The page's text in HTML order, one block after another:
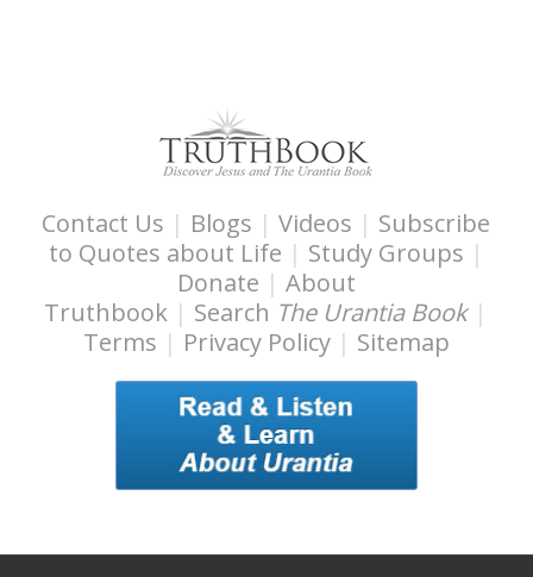
Contact Us | Blogs |Videos | Subscribe
to Quotes about Life | Study Groups |
Donate | About
Truthbook | Search The Urantia Book |
Terms | Privacy Policy| Sitemap